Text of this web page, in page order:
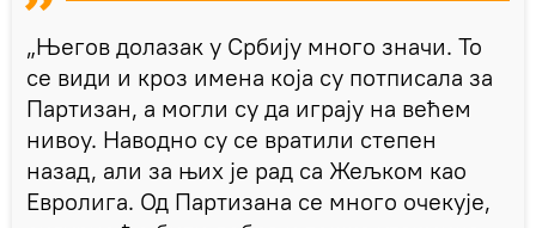
„Његов долазак у Србију много значи. То
се види и кроз имена која су потписала за
Партизан, а могли су да играју на већем
нивоу. Наводно су се вратили степен
назад, али за њих је рад са Жељком као
Евролига. Од Партизана се много очекује,